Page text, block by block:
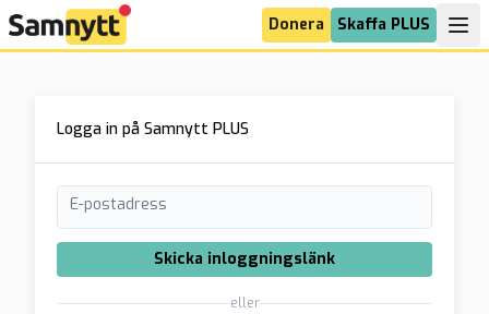
Donera Skaffa PLUS
Logga in på Samnytt PLUS
E-postadress
Skicka inloggningslänk
eller